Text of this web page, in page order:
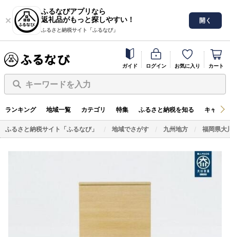
ふるなびアプリなら
返礼品がもっと探しやすい！
ふるさと納税サイト「ふるなび」
開く
ガイド ログイン お気に入り カート
キーワードを入力
ランキング 地域一覧 カテゴリ 特集 ふるさと納税を知る キャン
ふるさと納税サイト「ふるなび」 地域でさがす 九州地方 福岡県大